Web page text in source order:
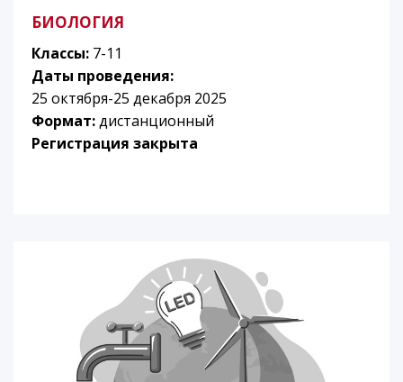
БИОЛОГИЯ
Классы: 7-11
Даты проведения:
25 октября-25 декабря 2025
Формат:дистанционный
Регистрация закрыта